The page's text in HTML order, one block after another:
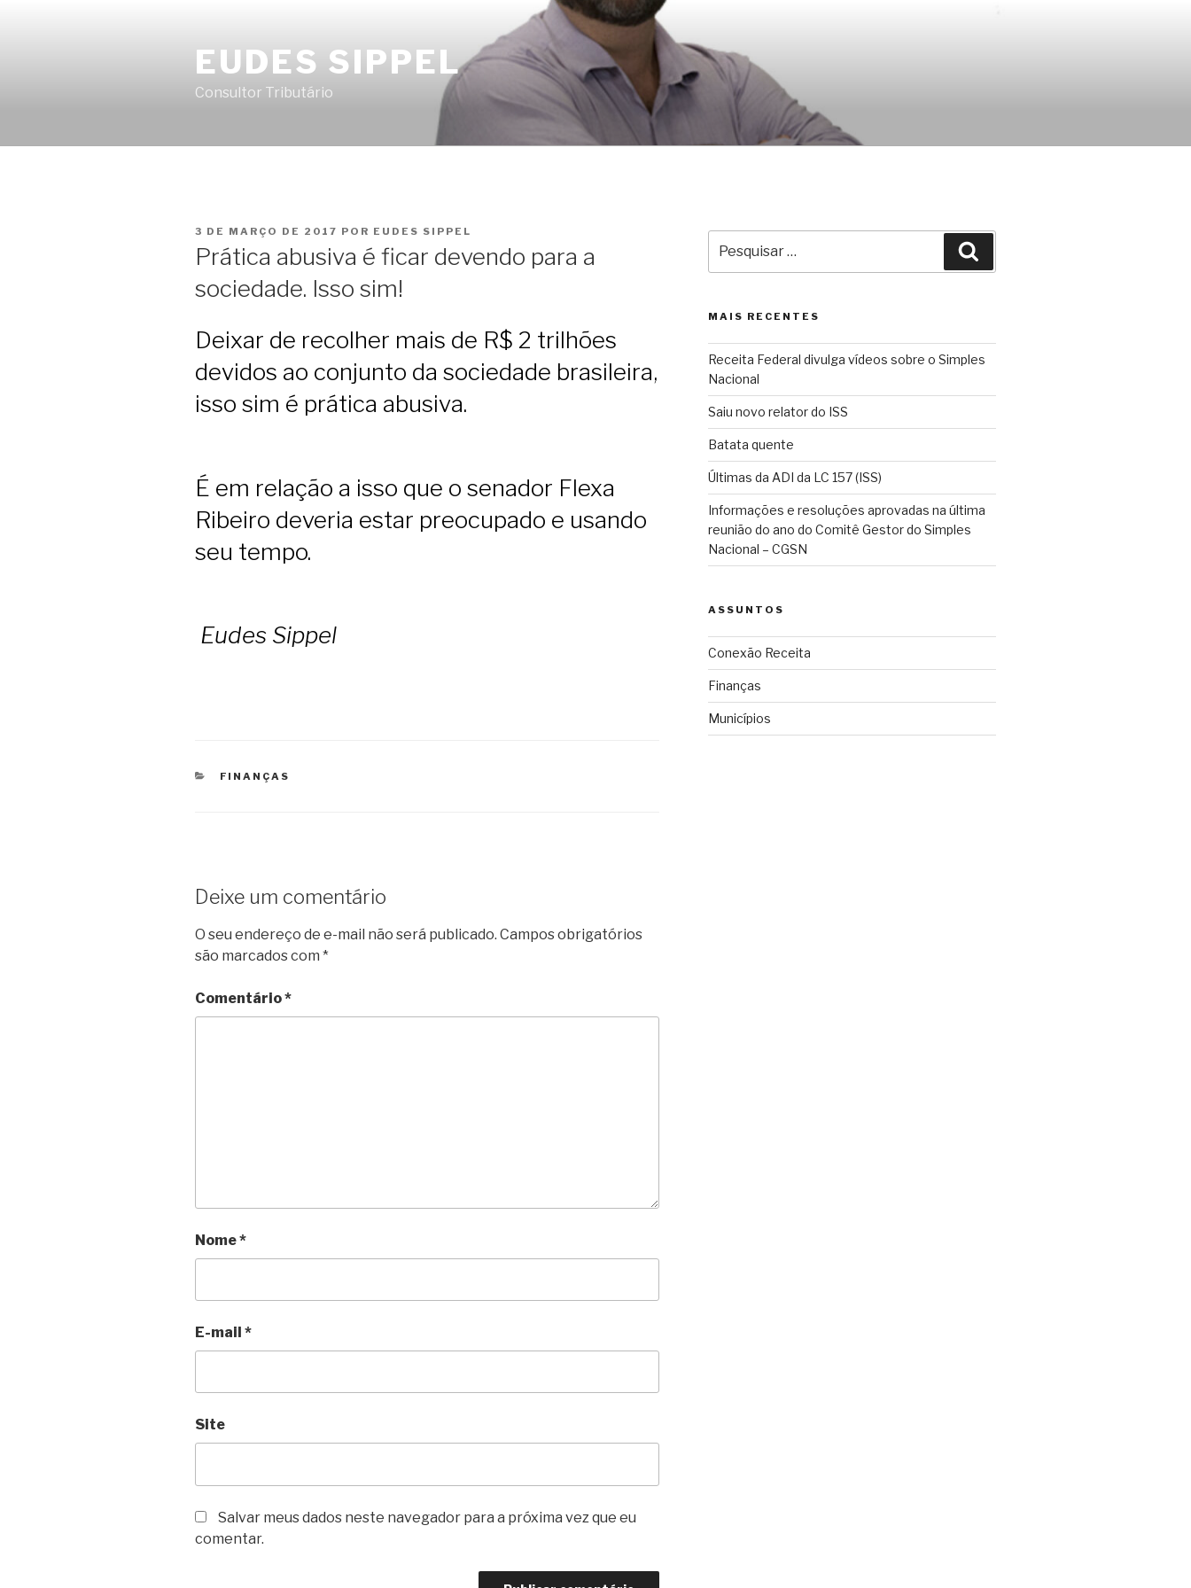
EUDES SIPPEL
Consultor Tributário
PUBLICADO
3 DE MARÇO DE 2017 POR EUDES SIPPEL
Prática abusiva é ficar devendo para a
sociedade. Isso sim!
Deixar de recolher mais de R$ 2 trilhões
devidos ao conjunto da sociedade brasileira,
isso sim é prática abusiva.
É em relação a isso que o senador Flexa
Ribeiro deveria estar preocupado e usando
seu tempo.
Eudes Sippel
CATEGORIAS
FINANÇAS
Deixe um comentário
O seu endereço de e-mail não será publicado. Campos obrigatórios
são marcados com *
Comentário*
Nome*
E-mail *
Site
Salvar meus dados neste navegador para a próxima vez que eu
comentar.
por:
MAIS RECENTES
Receita Federal divulga vídeos sobre o Simples
Nacional
Saiu novo relator do ISS
Batata quente
Últimas da ADI da LC 157 (ISS)
Informações e resoluções aprovadas na última
reunião do ano do Comitê Gestor do Simples
Nacional – CGSN
ASSUNTOS
Conexão Receita
Finanças
Municípios